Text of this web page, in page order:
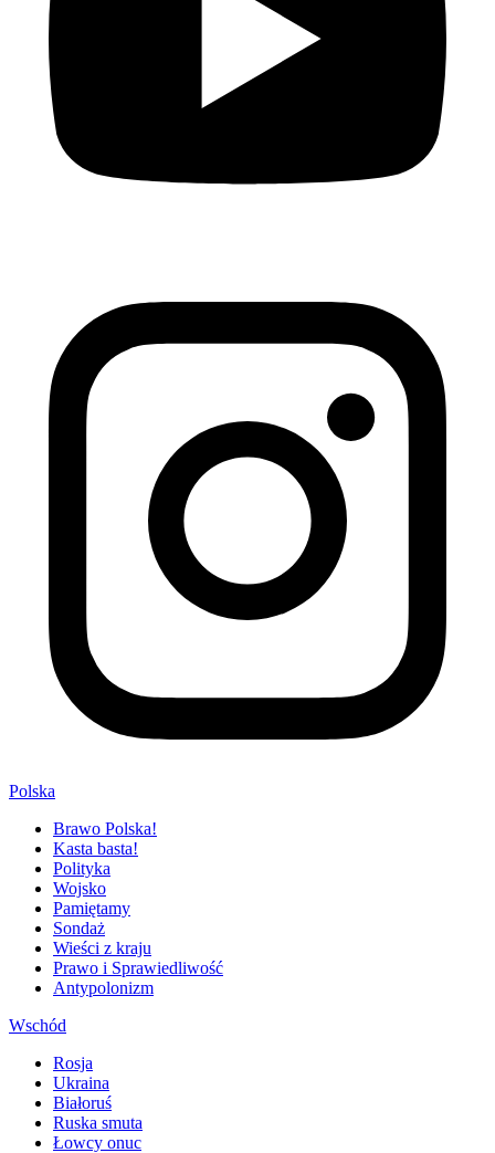
Polska
Brawo Polska!
Kasta basta!
Polityka
Wojsko
Pamiętamy
Sondaż
Wieści z kraju
Prawo i Sprawiedliwość
Antypolonizm
Wschód
Rosja
Ukraina
Białoruś
Ruska smuta
Łowcy onuc